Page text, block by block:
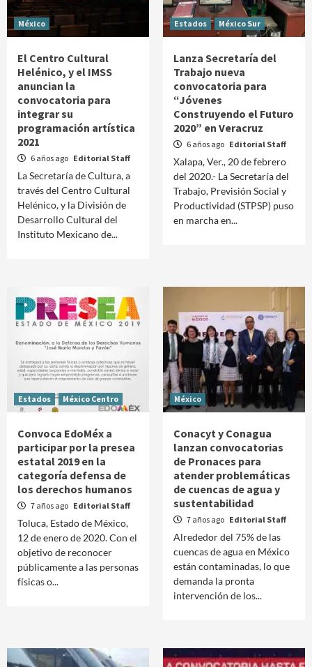
México
El Centro Cultural
Helénico, y el IMSS
anuncian la
convocatoria para
integrar su
programación artística
2021
6 años ago Editorial Staff
La Secretaría de Cultura, a
través del Centro Cultural
Helénico, y la División de
Desarrollo Cultural del
Instituto Mexicano de...
Estados México Sur
Lanza Secretaría del
Trabajo nueva
convocatoria para
“Jóvenes
Construyendo el Futuro
2020” en Veracruz
6 años ago Editorial Staff
Xalapa, Ver., 20 de febrero
del 2020.- La Secretaría del
Trabajo, Previsión Social y
Productividad (STPSP) puso
en marcha en...
Estados México Centro
Convoca EdoMéx a
participar por la presea
estatal 2019 en la
categoría defensa de
los derechos humanos
7 años ago Editorial Staff
Toluca, Estado de México,
12 de enero de 2020. Con el
objetivo de reconocer
públicamente a las personas
físicas o...
México
Conacyt y Conagua
lanzan convocatorias
de Pronaces para
atender problemáticas
de cuencas de agua y
sustentabilidad
7 años ago Editorial Staff
Alrededor del 75% de las
cuencas de agua en México
están contaminadas, lo que
demanda la pronta
intervención de los...